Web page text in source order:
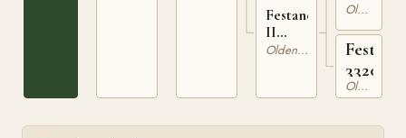
Festane
II
332433616
Oldenburgare
Oldenburgare
Festane
Oldenburgare